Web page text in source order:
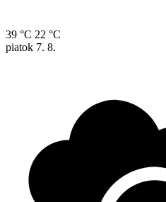
39 °C 22 °C
piatok 7. 8.